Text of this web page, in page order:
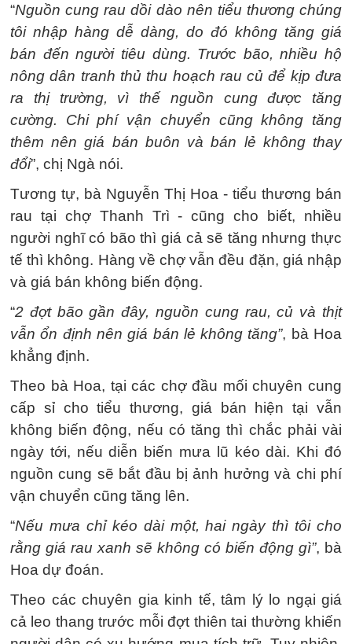
“Nguồn cung rau dồi dào nên tiểu thương chúng
tôi nhập hàng dễ dàng, do đó không tăng giá
bán đến người tiêu dùng. Trước bão, nhiều hộ
nông dân tranh thủ thu hoạch rau củ để kịp đưa
ra thị trường, vì thế nguồn cung được tăng
cường. Chi phí vận chuyển cũng không tăng
thêm nên giá bán buôn và bán lẻ không thay
đổi”, chị Ngà nói.
Tương tự, bà Nguyễn Thị Hoa - tiểu thương bán
rau tại chợ Thanh Trì - cũng cho biết, nhiều
người nghĩ có bão thì giá cả sẽ tăng nhưng thực
tế thì không. Hàng về chợ vẫn đều đặn, giá nhập
và giá bán không biến động.
“2 đợt bão gần đây, nguồn cung rau, củ và thịt
vẫn ổn định nên giá bán lẻ không tăng”, bà Hoa
khẳng định.
Theo bà Hoa, tại các chợ đầu mối chuyên cung
cấp sỉ cho tiểu thương, giá bán hiện tại vẫn
không biến động, nếu có tăng thì chắc phải vài
ngày tới, nếu diễn biến mưa lũ kéo dài. Khi đó
nguồn cung sẽ bắt đầu bị ảnh hưởng và chi phí
vận chuyển cũng tăng lên.
“Nếu mưa chỉ kéo dài một, hai ngày thì tôi cho
rằng giá rau xanh sẽ không có biến động gì”, bà
Hoa dự đoán.
Theo các chuyên gia kinh tế, tâm lý lo ngại giá
cả leo thang trước mỗi đợt thiên tai thường khiến